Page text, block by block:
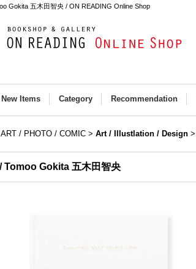
Gokita 五木田智央 / ON READING Online Shop
New Items Category Recommendation
ART / PHOTO / COMIC > Art / Illustlation / Design >
/ Tomoo Gokita 五木田智央